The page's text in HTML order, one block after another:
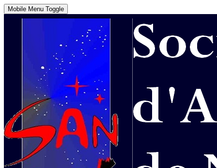
Mobile Menu Toggle